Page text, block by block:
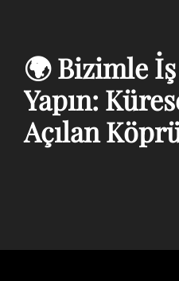
🌍 Bizimle
Yapın:
Açılan